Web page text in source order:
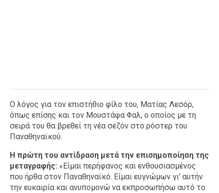
Ο λόγος για τον επιστήθιο φίλο του, Ματίας Λεσόρ,
όπως επίσης και τον Μουστάφα Φαλ, ο οποίος με τη
σειρά του θα βρεθεί τη νέα σεζόν στο ρόστερ του
Παναθηναϊκού.
Η πρώτη του αντίδραση μετά την επισημοποίηση της
μεταγραφής: «Είμαι περήφανος και ενθουσιασμένος
που ήρθα στον Παναθηναϊκό. Είμαι ευγνώμων γι' αυτήν
την ευκαιρία και ανυπομονώ να εκπροσωπήσω αυτό το